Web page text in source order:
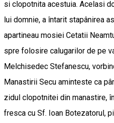
si clopotnita acestuia. Acelasi
lui domnie, a întarit stapânirea
apartineau mosiei Cetatii
spre folosire calugarilor de pe
Melchisedec Stefanescu,
Manastirii Secu aminteste ca
zidul clopotnitei din manastire,
fresca cu Sf. Ioan Botezatorul,